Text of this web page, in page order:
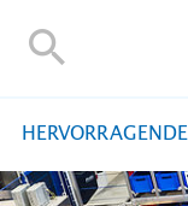
FORSCHUNG